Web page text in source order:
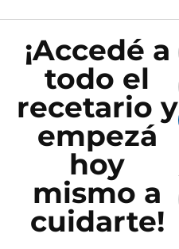
¡Accedé a
todo el
recetario y
empezá
hoy
mismo a
cuidarte!